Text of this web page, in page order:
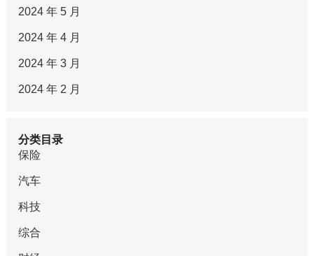
2024 年 5 月
2024 年 4 月
2024 年 3 月
2024 年 2 月
分类目录
保险
汽车
科技
综合